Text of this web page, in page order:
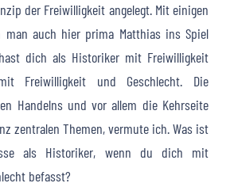
der Freiwilligkeit angelegt. Mit einigen
man auch hier prima Matthias ins Spiel
dich als Historiker mit Freiwilligkeit
Freiwilligkeit und Geschlecht. Die
Handelns und vor allem die Kehrseite
zentralen Themen, vermute ich. Was ist
als Historiker, wenn du dich mit
befasst?